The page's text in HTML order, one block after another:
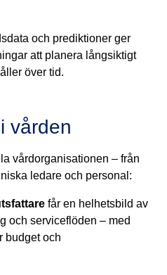
och prediktioner ger
att planera långsiktigt
över tid.
vården
vårdorganisationen – från
ledare och personal:
får en helhetsbild av
och serviceflöden – med
budget och